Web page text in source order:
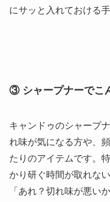
にサッと入れておける
③ シャープナーでこ
キャンドゥのシャープ
れ味が気になる方や、
たりのアイテムです。
かり研ぐ時間が取れな
「あれ？切れ味が悪い